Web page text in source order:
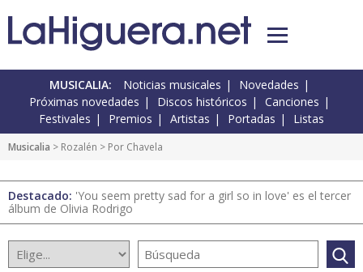
MUSICALIA: Noticias musicales
Novedades
Próximas novedades
Discos históricos
Canciones
Festivales
Premios Artistas Portadas Listas
Musicalia > Rozalén > Por Chavela
Destacado: 'You seem pretty sad for a girl so in love' es el tercer
álbum de Olivia Rodrigo